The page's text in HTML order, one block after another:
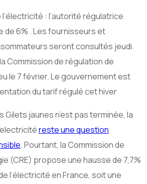
l’électricité : l’autorité régulatrice
de 6% .Les fournisseurs et
seront consultés jeudi.
Commission de régulation de
le 7 février. Le gouvernement est
du tarif régulé cet hiver
Gilets jaunes n’est pas terminée, la
reste une question
. Pourtant, la Commission de
(CRE) propose une hausse de 7,7%
l’électricité en France, soit une